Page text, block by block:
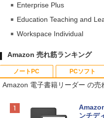
Enterprise Plus
Education Teaching and
Workspace Individual
Amazon 売れ筋ランキング
ノートPC
Apple
プ搭載
PCソフト
Xbox
ルコー
生成AI
Amazon 電子書籍リーダー の売
ンチデ